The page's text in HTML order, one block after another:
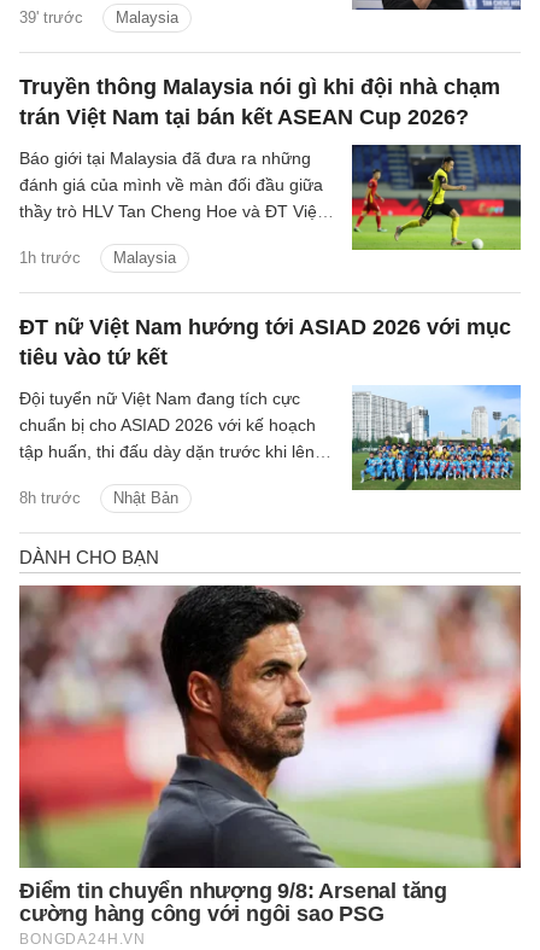
39' trước Malaysia
Việt Nam.
Truyền thông Malaysia nói gì khi đội nhà chạm
trán Việt Nam tại bán kết ASEAN Cup 2026?
1h trước Malaysia
Báo giới tại Malaysia đã đưa ra những
đánh giá của mình về màn đối đầu giữa
thầy trò HLV Tan Cheng Hoe và ĐT Việt
sắp tới.
ĐT nữ Việt Nam hướng tới ASIAD 2026 với mục
tiêu vào tứ kết
8h trước Nhật Bản
Đội tuyển nữ Việt Nam đang tích cực
chuẩn bị cho ASIAD 2026 với kế hoạch
tập huấn, thi đấu dày dặn trước khi lên